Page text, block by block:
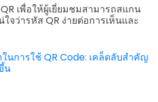
เพื่อให้ผู้เยี่ยมชมสามารถสแกน
ว่ารหัส QR ง่ายต่อการเห็นและ
นการใช้ QR Code: เคล็ดลับสำคัญ
น